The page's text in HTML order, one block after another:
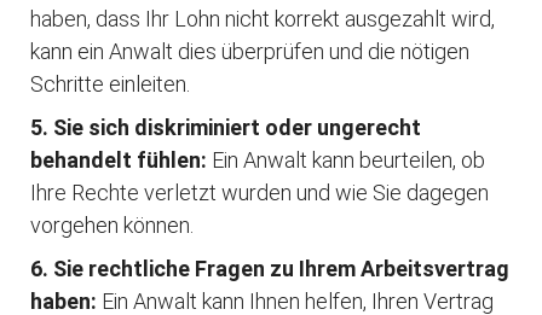
haben, dass Ihr Lohn nicht korrekt ausgezahlt wird,
kann ein Anwalt dies überprüfen und die nötigen
Schritte einleiten.
5. Sie sich diskriminiert oder ungerecht
behandelt fühlen: Ein Anwalt kann beurteilen, ob
Ihre Rechte verletzt wurden und wie Sie dagegen
vorgehen können.
6. Sie rechtliche Fragen zu Ihrem Arbeitsvertrag
haben: Ein Anwalt kann Ihnen helfen, Ihren Vertrag